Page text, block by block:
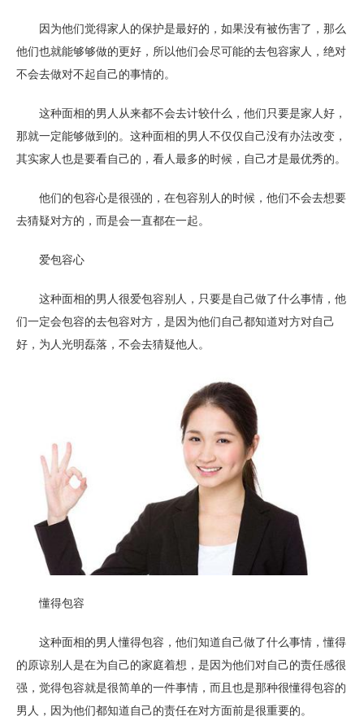
因为他们觉得家人的保护是最好的，如果没有被伤害了，那么
他们也就能够够做的更好，所以他们会尽可能的去包容家人，绝对
不会去做对不起自己的事情的。
这种面相的男人从来都不会去计较什么，他们只要是家人好，
那就一定能够做到的。这种面相的男人不仅仅自己没有办法改变，
其实家人也是要看自己的，看人最多的时候，自己才是最优秀的。
他们的包容心是很强的，在包容别人的时候，他们不会去想要
去猜疑对方的，而是会一直都在一起。
爱包容心
这种面相的男人很爱包容别人，只要是自己做了什么事情，他
们一定会包容的去包容对方，是因为他们自己都知道对方对自己
好，为人光明磊落，不会去猜疑他人。
懂得包容
这种面相的男人懂得包容，他们知道自己做了什么事情，懂得
的原谅别人是在为自己的家庭着想，是因为他们对自己的责任感很
强，觉得包容就是很简单的一件事情，而且也是那种很懂得包容的
男人，因为他们都知道自己的责任在对方面前是很重要的。